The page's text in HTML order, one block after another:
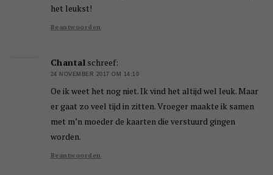
het leukst!
Beantwoorden
Chantal schreef:
24 NOVEMBER 2017 OM 14:10
Oe ik weet het nog niet. Ik vind het altijd wel leuk. Maar
er gaat zo veel tijd in zitten. Vroeger maakte ik samen
met m’n moeder de kaarten die verstuurd gingen
worden.
Beantwoorden